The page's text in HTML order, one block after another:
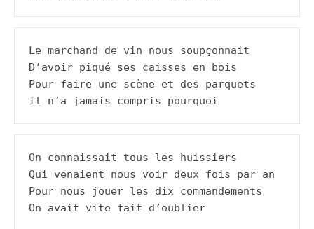
Le marchand de vin nous soupçonnait
D’avoir piqué ses caisses en bois
Pour faire une scène et des parquets
Il n’a jamais compris pourquoi
On connaissait tous les huissiers
Qui venaient nous voir deux fois par an
Pour nous jouer les dix commandements
On avait vite fait d’oublier